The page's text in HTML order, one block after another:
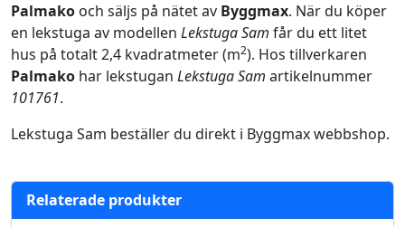
Palmako och säljs på nätet av Byggmax. När du köper
en lekstuga av modellen Lekstuga Sam får du ett litet
hus på totalt 2,4 kvadratmeter (m2). Hos tillverkaren
Palmako har lekstugan Lekstuga Sam artikelnummer
101761.
Lekstuga Sam beställer du direkt i Byggmax webbshop.
Relaterade produkter